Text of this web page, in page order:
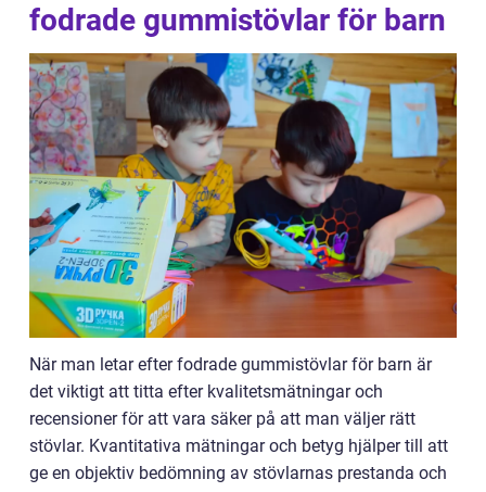
fodrade gummistövlar för barn
När man letar efter fodrade gummistövlar för barn är
det viktigt att titta efter kvalitetsmätningar och
recensioner för att vara säker på att man väljer rätt
stövlar. Kvantitativa mätningar och betyg hjälper till att
ge en objektiv bedömning av stövlarnas prestanda och